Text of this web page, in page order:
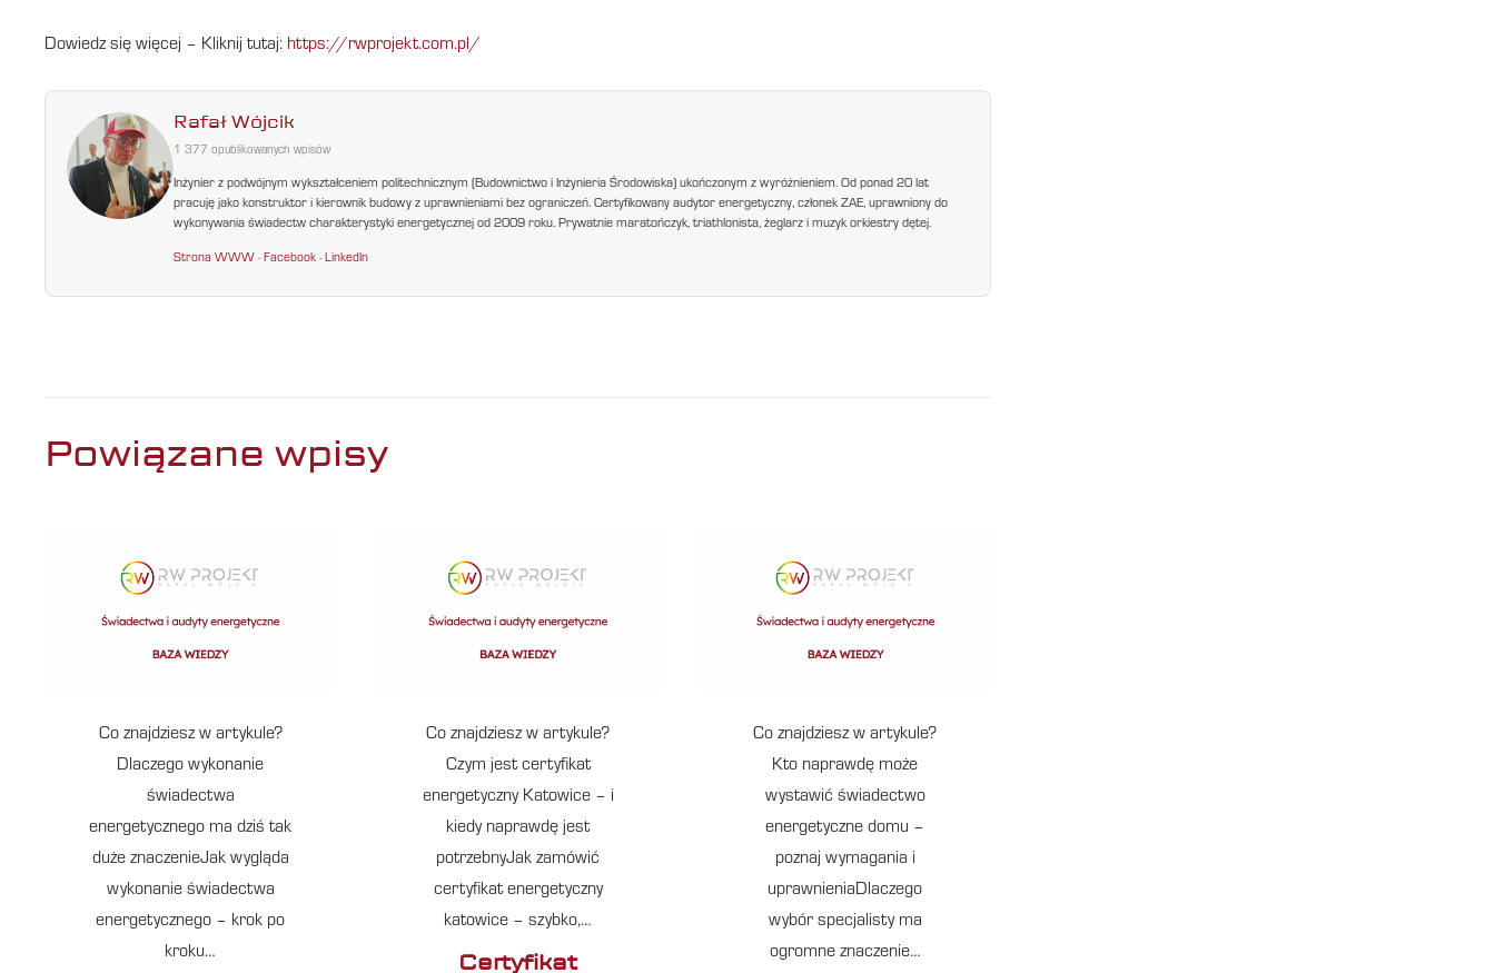
Dowiedz się więcej – Kliknij tutaj: https://rwprojekt.com.pl/
Rafał Wójcik
1 377 opublikowanych wpisów
Inżynier z podwójnym wykształceniem politechnicznym (Budownictwo i Inżynieria Środowiska) ukończonym z wyróżnieniem. Od ponad 20 lat
pracuję jako konstruktor i kierownik budowy z uprawnieniami bez ograniczeń. Certyfikowany audytor energetyczny, członek ZAE, uprawniony do
wykonywania świadectw charakterystyki energetycznej od 2009 roku. Prywatnie maratończyk, triathlonista, żeglarz i muzyk orkiestry dętej.
Strona WWW ·Facebook ·LinkedIn
Powiązane wpisy
Co znajdziesz w artykule?
Dlaczego wykonanie
świadectwa
energetycznego ma dziś tak
duże znaczenieJak wygląda
wykonanie świadectwa
energetycznego – krok po
kroku…
Co znajdziesz w artykule?
Czym jest certyfikat
energetyczny Katowice – i
kiedy naprawdę jest
potrzebnyJak zamówić
certyfikat energetyczny
katowice – szybko,…
Certyfikat
Co znajdziesz w artykule?
Kto naprawdę może
wystawić świadectwo
energetyczne domu –
poznaj wymagania i
uprawnieniaDlaczego
wybór specjalisty ma
ogromne znaczenie…